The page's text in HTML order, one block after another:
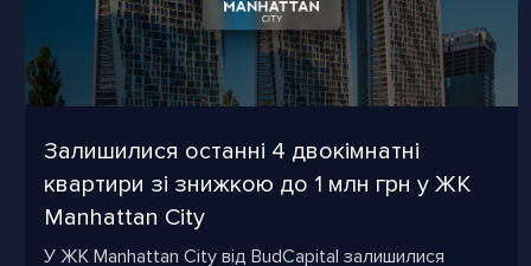
Залишилися останні 4 двокімнатні
квартири зі знижкою до 1 млн грн у ЖК
Manhattan City
У ЖК Manhattan City від BudCapital залишилися